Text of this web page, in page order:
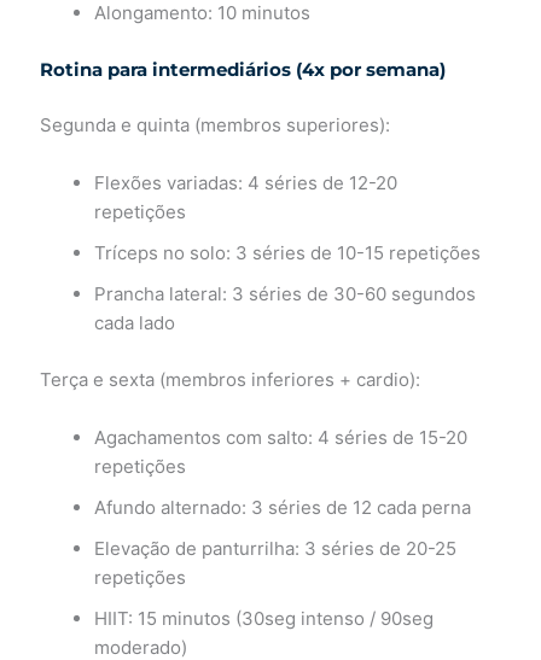
Alongamento: 10 minutos
Rotina para intermediários (4x por semana)
Segunda e quinta (membros superiores):
Flexões variadas: 4 séries de 12-20
repetições
Tríceps no solo: 3 séries de 10-15 repetições
Prancha lateral: 3 séries de 30-60 segundos
cada lado
Terça e sexta (membros inferiores + cardio):
Agachamentos com salto: 4 séries de 15-20
repetições
Afundo alternado: 3 séries de 12 cada perna
Elevação de panturrilha: 3 séries de 20-25
repetições
HIIT: 15 minutos (30seg intenso / 90seg
moderado)